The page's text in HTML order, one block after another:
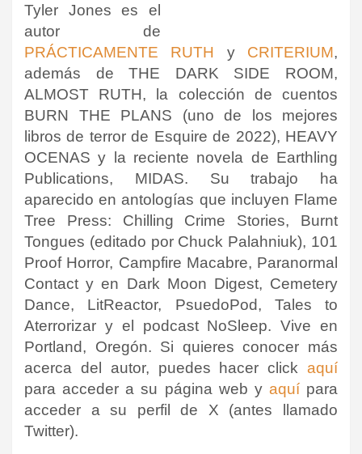
Tyler Jones es el
autor de
PRÁCTICAMENTE RUTH y CRITERIUM,
además de THE DARK SIDE ROOM,
ALMOST RUTH, la colección de cuentos
BURN THE PLANS (uno de los mejores
libros de terror de Esquire de 2022), HEAVY
OCENAS y la reciente novela de Earthling
Publications, MIDAS. Su trabajo ha
aparecido en antologías que incluyen Flame
Tree Press: Chilling Crime Stories, Burnt
Tongues (editado por Chuck Palahniuk), 101
Proof Horror, Campfire Macabre, Paranormal
Contact y en Dark Moon Digest, Cemetery
Dance, LitReactor, PsuedoPod, Tales to
Aterrorizar y el podcast NoSleep. Vive en
Portland, Oregón. Si quieres conocer más
acerca del autor, puedes hacer click aquí
para acceder a su página web y aquípara
acceder a su perfil de X (antes llamado
Twitter).